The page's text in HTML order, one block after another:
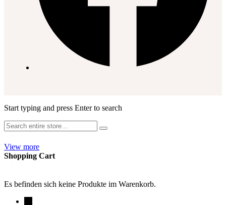
Start typing and press Enter to search
View more
Shopping Cart
Es befinden sich keine Produkte im Warenkorb.